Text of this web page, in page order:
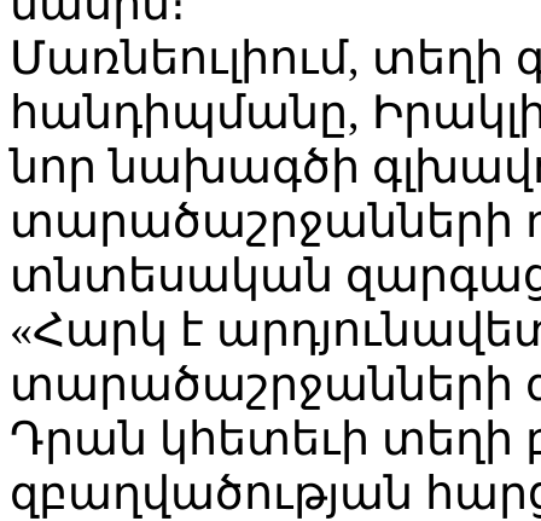
Մառնեուլիում,
հանդիպմանը,
նոր նախագծի
տարածաշրջանների
տնտեսական
«Հարկ է
տարածաշրջանների
Դրան կհետեւի տեղի
զբաղվածության